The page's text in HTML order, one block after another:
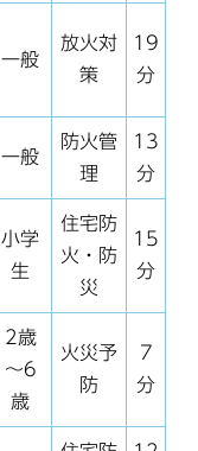
一般
放火対
策
19
分
一般
防火管
理
13
分
小学
生
住宅防
火・防
災
15
分
2歳
～6
歳
火災予
防
7
分